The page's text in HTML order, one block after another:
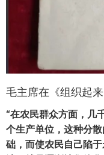
毛主席在《组织起
“在农民群众方面，几
个生产单位，这种分
础，而使农民自己陷